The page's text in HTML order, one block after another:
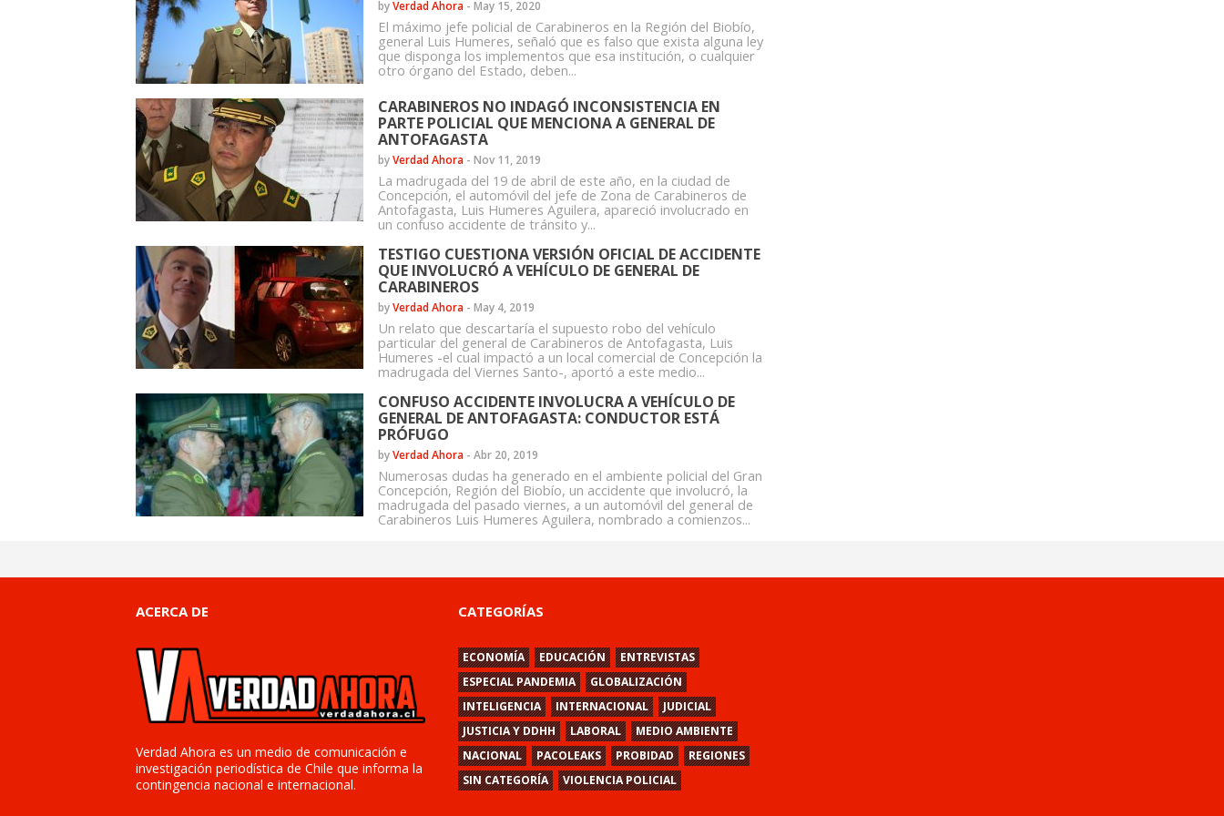
byVerdad Ahora - May 15, 2020
El máximo jefe policial de Carabineros en la Región del Biobío,
general Luis Humeres, señaló que es falso que exista alguna ley
que disponga los implementos que esa institución, o cualquier
otro órgano del Estado, deben...
CARABINEROS NO INDAGÓ INCONSISTENCIA EN
PARTE POLICIAL QUE MENCIONA A GENERAL DE
ANTOFAGASTA
byVerdad Ahora - Nov 11, 2019
La madrugada del 19 de abril de este año, en la ciudad de
Concepción, el automóvil del jefe de Zona de Carabineros de
Antofagasta, Luis Humeres Aguilera, apareció involucrado en
un confuso accidente de tránsito y...
TESTIGO CUESTIONA VERSIÓN OFICIAL DE ACCIDENTE
QUE INVOLUCRÓ A VEHÍCULO DE GENERAL DE
CARABINEROS
byVerdad Ahora - May 4, 2019
Un relato que descartaría el supuesto robo del vehículo
particular del general de Carabineros de Antofagasta, Luis
Humeres -el cual impactó a un local comercial de Concepción la
madrugada del Viernes Santo-, aportó a este medio...
CONFUSO ACCIDENTE INVOLUCRA A VEHÍCULO DE
GENERAL DE ANTOFAGASTA: CONDUCTOR ESTÁ
PRÓFUGO
byVerdad Ahora - Abr 20, 2019
Numerosas dudas ha generado en el ambiente policial del Gran
Concepción, Región del Biobío, un accidente que involucró, la
madrugada del pasado viernes, a un automóvil del general de
Carabineros Luis Humeres Aguilera, nombrado a comienzos...
ACERCA DE
Verdad Ahora es un medio de comunicación e
investigación periodística de Chile que informa la
contingencia nacional e internacional.
CATEGORÍAS
ECONOMÍA EDUCACIÓN
ENTREVISTAS
ESPECIAL PANDEMIA
GLOBALIZACIÓN
INTELIGENCIA
INTERNACIONAL
JUDICIAL
JUSTICIA Y DDHH
LABORAL
MEDIO AMBIENTE
NACIONAL
PACOLEAKS PROBIDAD
REGIONES
SIN CATEGORÍA
VIOLENCIA POLICIAL